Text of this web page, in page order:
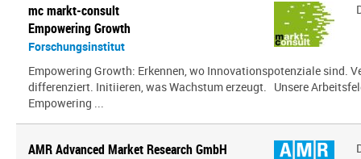
mc markt-consult
Empowering Growth
Forschungsinstitut
Empowering Growth: Erkennen, wo Innovationspotenziale sind.
differenziert. Initiieren, was Wachstum erzeugt. Unsere
Empowering ...
AMR Advanced Market Research GmbH